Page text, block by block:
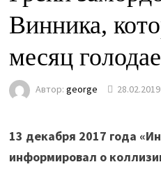
Винника,
месяц
Автор: george 28.02.2019
13 декабря 2017 года
информировал о